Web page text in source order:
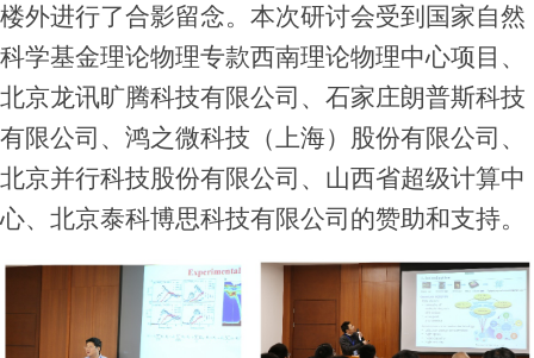
楼外进行了合影留念。本次研讨会受到国家自然
科学基金理论物理专款西南理论物理中心项目、
北京龙讯旷腾科技有限公司、石家庄朗普斯科技
有限公司、鸿之微科技（上海）股份有限公司、
北京并行科技股份有限公司、山西省超级计算中
心、北京泰科博思科技有限公司的赞助和支持。